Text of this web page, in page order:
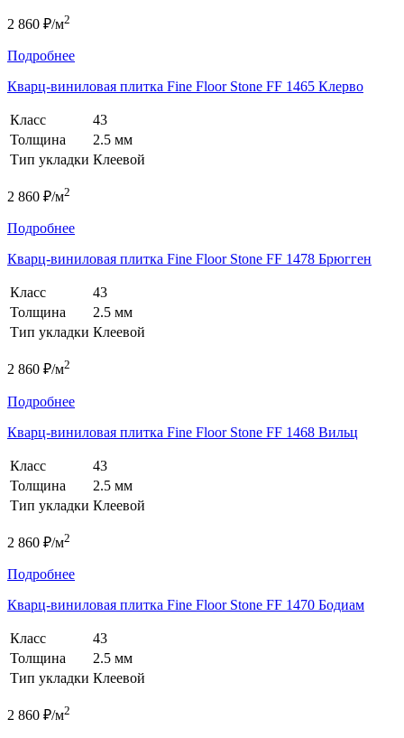
2 860 ₽/м2
Подробнее
Кварц-виниловая плитка Fine Floor Stone FF 1465 Клерво
Класс
43
Толщина
2.5 мм
Тип укладки Клеевой
2 860 ₽/м2
Подробнее
Кварц-виниловая плитка Fine Floor Stone FF 1478 Брюгген
Класс
43
Толщина
2.5 мм
Тип укладки Клеевой
2 860 ₽/м2
Подробнее
Кварц-виниловая плитка Fine Floor Stone FF 1468 Вильц
Класс
43
Толщина
2.5 мм
Тип укладки Клеевой
2 860 ₽/м2
Подробнее
Кварц-виниловая плитка Fine Floor Stone FF 1470 Бодиам
Класс
43
Толщина
2.5 мм
Тип укладки Клеевой
2 860 ₽/м2